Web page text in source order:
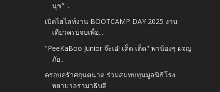
นุช” ...
เปิดไฮไลท์งาน BOOTCAMP DAY 2025 งาน
เดียวครบจบเพื่อ...
"PeeKaBoo Junior จ๊ะเอ๋! เด็ด เด็ด" พาน้องๆ ผจญ
ภัย...
ครอบครัวศกุนตนาต ร่วมสมทบทุนมูลนิธิโรง
พยาบาลรามาธิบดี